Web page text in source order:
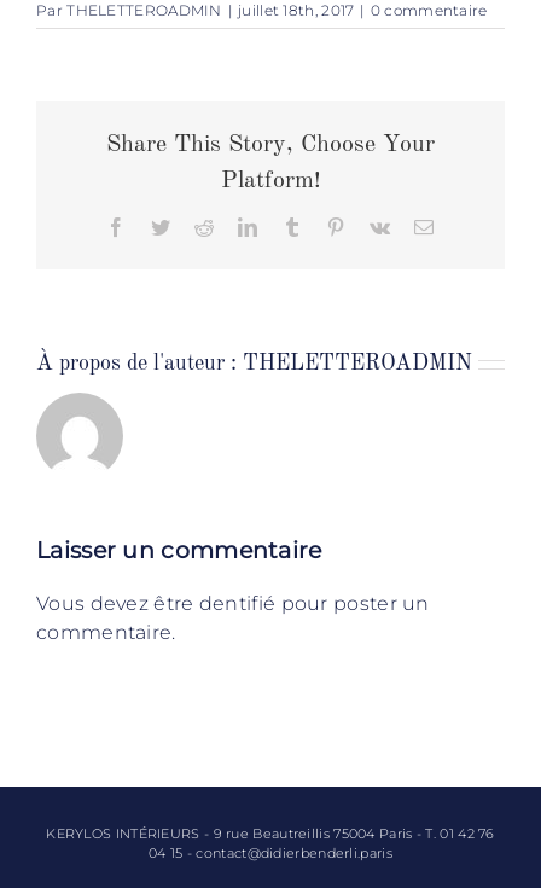
ParTHELETTEROADMIN | juillet 18th, 2017 | 0 commentaire
Share This Story, Choose Your
Platform!
Facebook
TwitterRedditLinkedInTumblr PinterestVk Email
À propos de l'auteur : THELETTEROADMIN
Laisser un commentaire
Vous devez être dentifié pour poster un
commentaire.
KERYLOS INTÉRIEURS - 9 rue Beautreillis 75004 Paris - T. 01 42 76
04 15 - contact@didierbenderli.paris